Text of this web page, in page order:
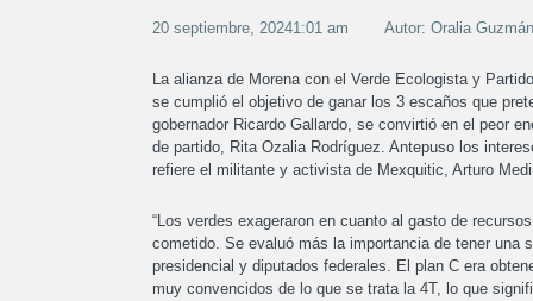
20 septiembre, 20241:01 am Autor: Oralia
La alianza de Morena con el Verde Ecologista y
se cumplió el objetivo de ganar los 3 escaños que
gobernador Ricardo Gallardo, se convirtió en el peor
de partido, Rita Ozalia Rodríguez. Antepuso los
refiere el militante y activista de Mexquitic, Arturo
“Los verdes exageraron en cuanto al gasto de
cometido. Se evaluó más la importancia de tener una
presidencial y diputados federales. El plan C era
muy convencidos de lo que se trata la 4T, lo que